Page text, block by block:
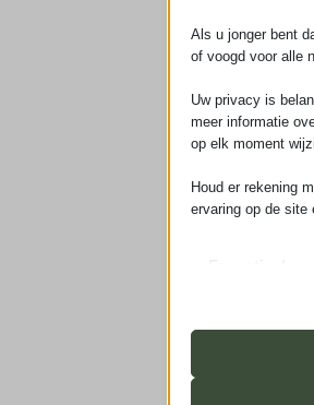
Als u jonger bent
of voogd voor alle
Uw privacy is
meer informatie
op elk moment
Houd er rekening
ervaring op de site
de gebruiker